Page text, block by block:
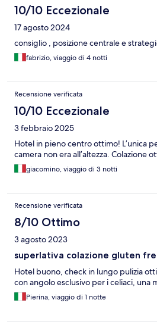
10/10 Eccezionale
17 agosto 2024
consiglio , posizione centrale e
fabrizio, viaggio di 4 notti
Recensione verificata
10/10 Eccezionale
3 febbraio 2025
Hotel in pieno centro ottimo! L’unica
camera non era all’altezza. Colazione
giacomino, viaggio di 3 notti
Recensione verificata
8/10 Ottimo
3 agosto 2023
superlativa colazione gluten
Hotel buono, check in lungo pulizia
con angolo esclusivo per i celiaci, una
Pierina, viaggio di 1 notte